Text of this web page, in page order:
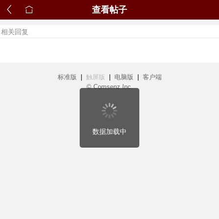
相关回复
标准版 触屏版 电脑版
客户端
© Comsenz Inc.
查看帖子
数据加载中